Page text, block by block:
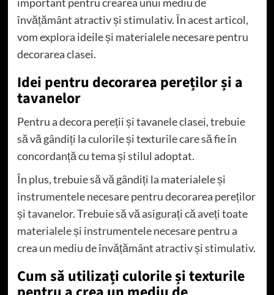
învățământ atractiv și stimulativ. În acest articol,
vom explora ideile și materialele necesare pentru
decorarea clasei.
Idei pentru decorarea pereților și a
tavanelor
Pentru a decora pereții și tavanele clasei, trebuie
să vă gândiți la culorile și texturile care să fie în
concordanță cu tema și stilul adoptat.
În plus, trebuie să vă gândiți la materialele și
instrumentele necesare pentru decorarea pereților
și tavanelor. Trebuie să vă asigurați că aveți toate
materialele și instrumentele necesare pentru a
crea un mediu de învățământ atractiv și stimulativ.
Cum să utilizați culorile și texturile